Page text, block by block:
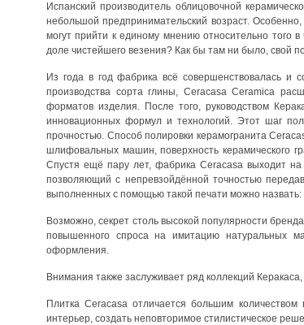
Испанский производитель облицовочной
небольшой предпринимательский возраст.
могут прийти к единому мнению относительно того
доле чистейшего везения? Как бы там ни было, свой
Из года в год фабрика всё совершенствовалась и
производства сорта глины, Ceracasa Ceramica
форматов изделия. После того, руководством
инновационных формул и технологий. Этот шаг
прочностью. Способ полировки керамогранита
шлифовальных машин, поверхность керамического
Спустя ещё пару лет, фабрика Ceracasa выходит на
позволяющий с непревзойдённой точностью
выполненных с помощью такой печати можно назвать:
Возможно, секрет столь высокой популярности
повышенного спроса на имитацию натуральных
оформления.
Внимания также заслуживает ряд коллекций
Плитка Ceracasa отличается большим
интерьер, создать неповторимое стилистическое